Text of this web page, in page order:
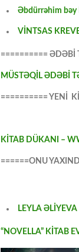
Əbdürrəhim bəy
VİNTSAS
========== ƏDƏBİ
MÜSTƏQİL ƏDƏBİ
========== YENİ
KİTAB DÜKANI –
======ONU
LEYLA ƏLİYEVA
“NOVELLA” KİTAB